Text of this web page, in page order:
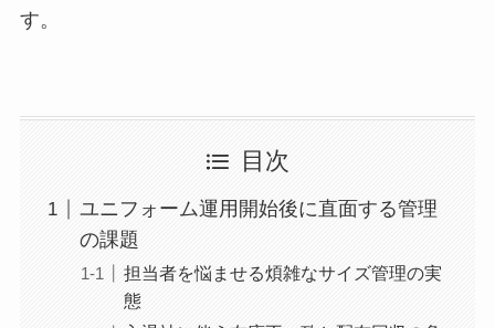
す。
目次
ユニフォーム運用開始後に直面する管理
の課題
担当者を悩ませる煩雑なサイズ管理の実
態